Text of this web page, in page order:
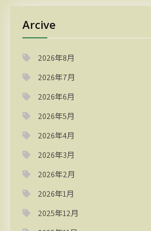
Arcive
2026年8月
2026年7月
2026年6月
2026年5月
2026年4月
2026年3月
2026年2月
2026年1月
2025年12月